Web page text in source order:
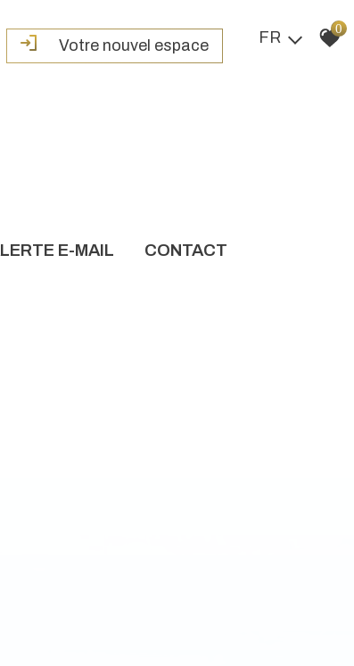
Votre nouvel espace FR
0
ALERTE E-MAIL CONTACT